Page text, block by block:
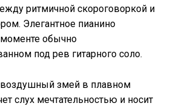
ритмичной скороговоркой и
Элегантное пианино
моменте обычно
под рев гитарного соло.
воздушный змей в плавном
слух мечтательностью и носит